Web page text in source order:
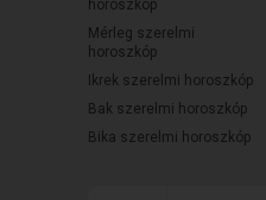
horoszkóp
Mérleg szerelmi
horoszkóp
Ikrek szerelmi horoszkóp
Bak szerelmi horoszkóp
Bika szerelmi horoszkóp